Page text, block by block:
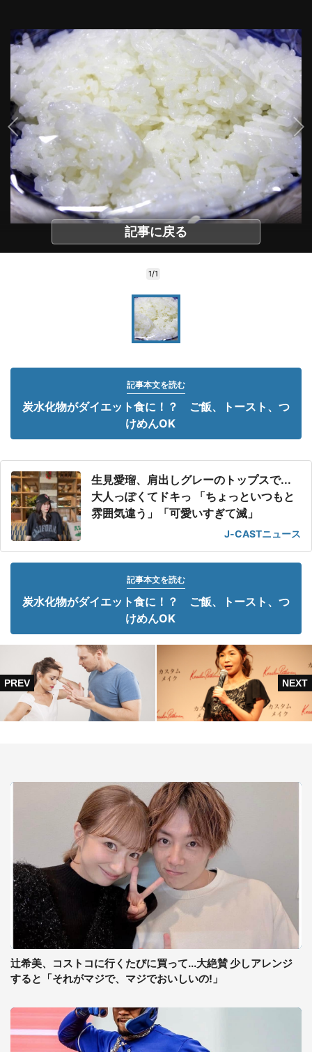
記事に戻る
1/1
記事本文を読む
炭水化物がダイエット食に！？ ご飯、トースト、つ
けめんOK
生見愛瑠、肩出しグレーのトップスで...
大人っぽくてドキっ 「ちょっといつもと
雰囲気違う」「可愛いすぎて滅」
J-CASTニュース
記事本文を読む
炭水化物がダイエット食に！？ ご飯、トースト、つ
けめんOK
辻希美、コストコに行くたびに買って...大絶賛 少しアレンジ
すると「それがマジで、マジでおいしいの!」